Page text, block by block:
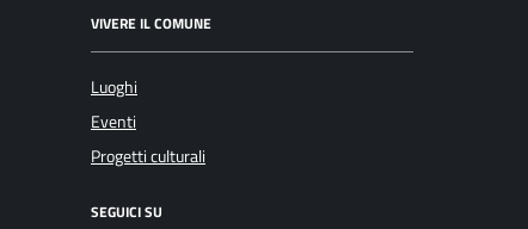
VIVERE IL COMUNE
Luoghi
Eventi
Progetti culturali
SEGUICI SU